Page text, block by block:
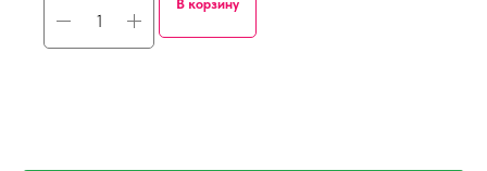
В корзину